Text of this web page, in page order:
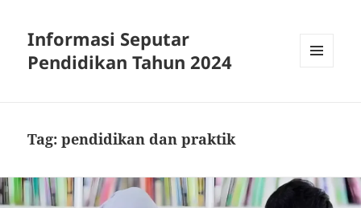
Informasi Seputar
Pendidikan Tahun 2024
Tag:pendidikan dan praktik